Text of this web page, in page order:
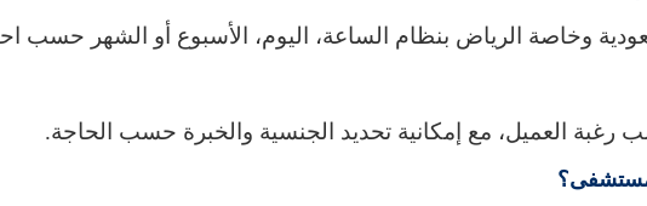
وخاصة الرياض بنظام الساعة، اليوم، الأسبوع أو الشهر حسب
العميل، مع إمكانية تحديد الجنسية والخبرة حسب الحاجة.